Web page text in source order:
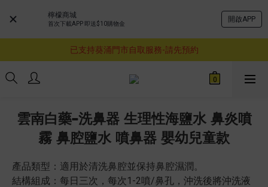
檸檬商城
首次下載APP 即送$10購物金
開啟APP
購物滿$460即享順豐免運費服務
購物滿$460即享順豐免運費服務
已支持葵涌門市自取服務-請先預約
購物滿$460即享順豐免運費服務
雲南白藥-洗鼻器 生理性海鹽水 鼻炎噴
霧 鼻腔鹽水 噴鼻器 嬰幼兒童款
產品類型：適用於清洗鼻腔並保持鼻腔濕潤。
結構組成：每日三次，每次1-2噴/鼻孔，沖洗後將沖洗液